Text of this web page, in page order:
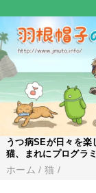
うつ病SEが日々を楽
猫、まれにプログラ
ホーム / 猫 /